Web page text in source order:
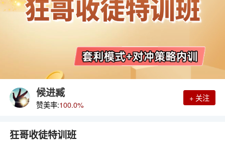
候进臧
赞美率:100.0%
+ 关注
狂哥收徒特训班